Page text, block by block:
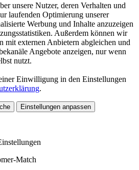
unsere Nutzer, deren Verhalten und
laufenden Optimierung unserer
Werbung und Inhalte anzuzeigen
Außerdem können wir
mit externen Anbietern abgleichen und
Angebote anzeigen, nur wenn
nutzt.
Einwilligung in den Einstellungen
.
Einstellungen anpassen
Match